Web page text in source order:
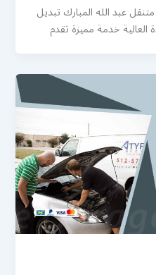
عبد الله المبارك تبديل
خدمة مميزة تقدم